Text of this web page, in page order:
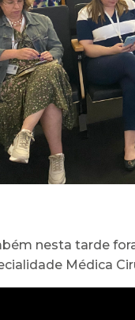
nesta tarde
Médica